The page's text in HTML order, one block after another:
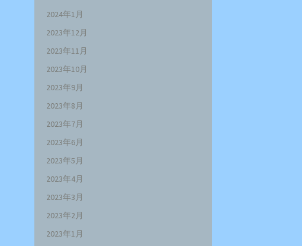
2024年1月
2023年12月
2023年11月
2023年10月
2023年9月
2023年8月
2023年7月
2023年6月
2023年5月
2023年4月
2023年3月
2023年2月
2023年1月